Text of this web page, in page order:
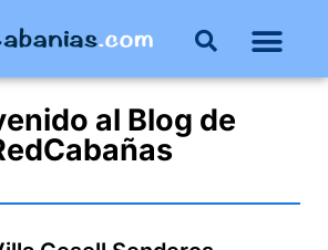
al Blog de